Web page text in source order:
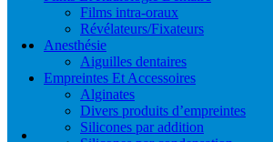
Films intra-oraux
Révélateurs/Fixateurs
Anesthésie
Aiguilles dentaires
Empreintes Et Accessoires
Alginates
Divers produits d’empreintes
Silicones par addition